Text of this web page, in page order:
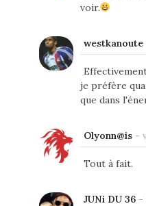
voir.
westkanoute
je préfère
que dans
Olyonn@is-
Tout à fait.
JUNi DU 36-